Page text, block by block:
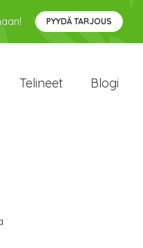
PYYDÄ TARJOUS
Telineet Blogi